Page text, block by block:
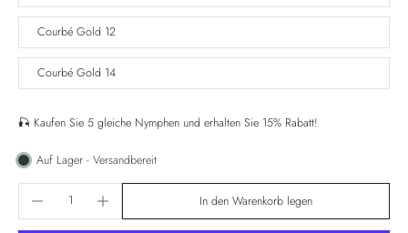
Courbé Gold 12
Courbé Gold 14
🎣 Kaufen Sie 5 gleiche Nymphen und erhalten Sie 15% Rabatt!
Auf Lager - Versandbereit
In den Warenkorb legen